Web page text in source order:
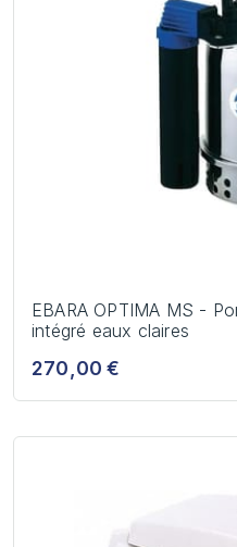
EBARA OPTIMA MS -
intégré eaux claires
270,00 €